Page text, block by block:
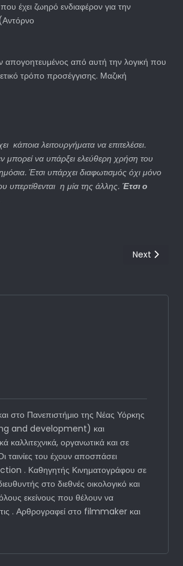
έχει ζωηρό ενδιαφέρον για την
απογοητευμένος από αυτή την λογική που
τρόπο προσέγγισης. Μαζική
κάποια λειτουργήματα να επιτελέσει.
μπορεί να υπάρξει ελεύθερη χρήση του
Έτσι υπάρχει διαφωτισμός όχι μόνο
υπερτίθενται η μία της άλλης. Έτσι ο
Next article:
Next
στο Πανεπιστήμιο της Νέας Υόρκης
and development) και
οργανωτικά και σε
του έχουν αποσπάσει
. Καθηγητής Κινηματογράφου σε
στο διεθνές οικολογικό και
εκείνους που θέλουν να
. Αρθρογραφεί στο filmmaker και